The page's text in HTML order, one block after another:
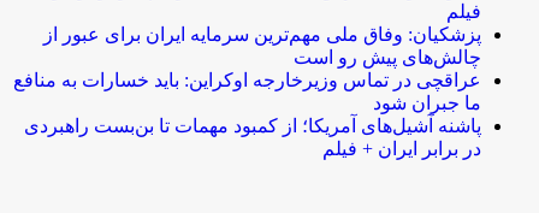
فیلم
پزشکیان: وفاق ملی مهم‌ترین سرمایه ایران برای عبور از
چالش‌های پیش رو است
عراقچی در تماس وزیرخارجه اوکراین: باید خسارات به منافع
ما جبران شود
پاشنه آشیل‌های آمریکا؛ از کمبود مهمات تا بن‌بست راهبردی
در برابر ایران + فیلم